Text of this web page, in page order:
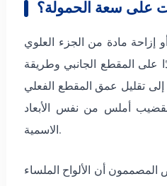
على سعة الحمولة؟
إزاحة مادة من الجزء العلوي
على المقطع الجانبي وطريقة
إلى تقليل عمق المقطع الفعلي
أملس من نفس الأبعاد
الاسمية.
المصممون أن الألواح الملساء